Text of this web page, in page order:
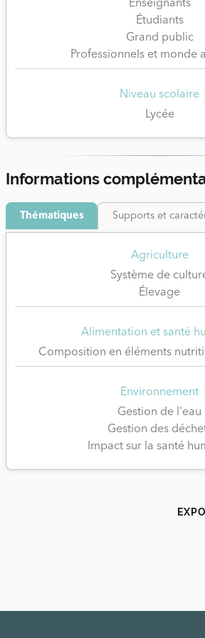
Des questions ont été récemment
été actualisées. Vous pouvez les
dossier informatif auprès de
participation.be/ressources/jeu-
Enseignants
Étudiants
Grand public
Professionnels et monde
Niveau scolaire
Lycée
Informations
Thématiques Supports et
Agriculture
Système de
Élevage
Alimentation et santé
Composition en éléments
Environnement
Gestion de l'eau
Gestion des
Impact sur la santé